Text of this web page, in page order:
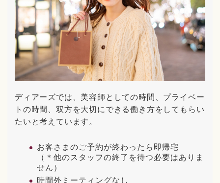
ディアーズでは、美容師としての時間、プライベー
トの時間、双方を大切にできる働き方をしてもらい
たいと考えています。
お客さまのご予約が終わったら即帰宅
（＊他のスタッフの終了を待つ必要はありま
せん）
時間外ミーティングなし